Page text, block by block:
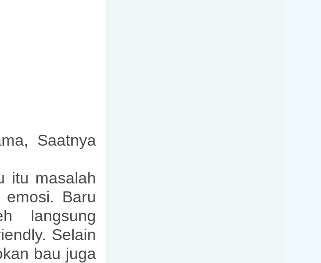
Saatnya
itu masalah
Baru
langsung
Selain
bau juga